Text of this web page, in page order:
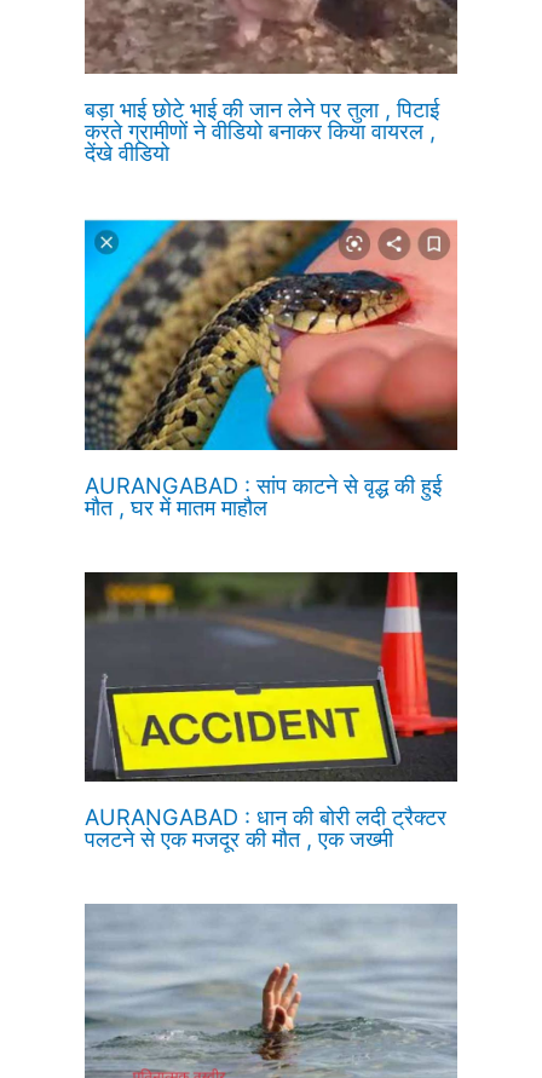
बड़ा भाई छोटे भाई की जान लेने पर तुला , पिटाई
करते ग्रामीणों ने वीडियो बनाकर किया वायरल ,
देंखे वीडियो
AURANGABAD : सांप काटने से वृद्ध की हुई
मौत , घर में मातम माहौल
AURANGABAD : धान की बोरी लदी ट्रैक्टर
पलटने से एक मजदूर की मौत , एक जख्मी